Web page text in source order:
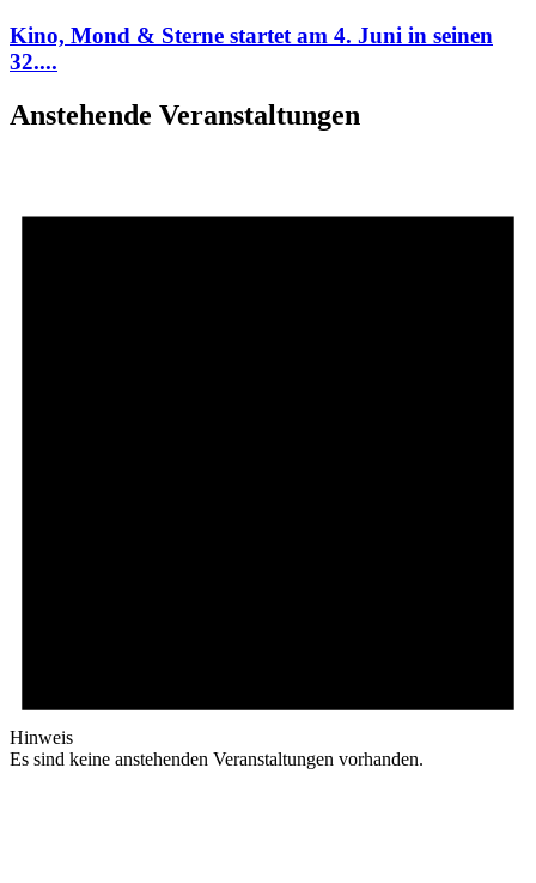
Kino, Mond & Sterne startet am 4. Juni in seinen
32....
Anstehende Veranstaltungen
Hinweis
Es sind keine anstehenden Veranstaltungen vorhanden.